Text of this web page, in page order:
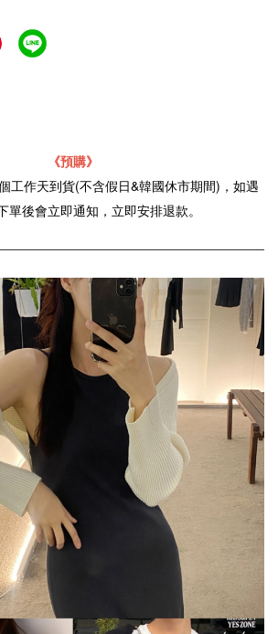
《預購》
工作天到貨(不含假日&韓國休市期間)，如遇
單後會立即通知，立即安排退款。